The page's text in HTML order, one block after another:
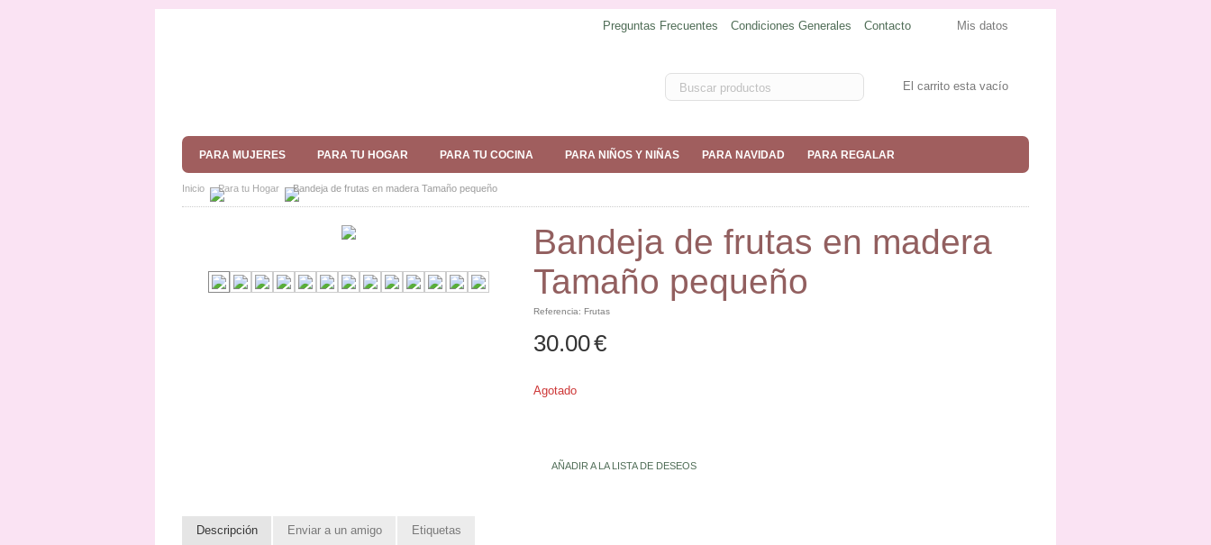
Mis datos
Preguntas Frecuentes Condiciones Generales Contacto
El carrito esta vacío
PARA MUJERES PARA TU HOGAR PARA TU COCINA PARA NIÑOS Y NIÑAS PARA NAVIDAD PARA REGALAR
Inicio Para tu Hogar Bandeja de frutas en madera Tamaño pequeño
Bandeja de frutas en madera
Tamaño pequeño
Referencia: Frutas
30.00€
Agotado
AÑADIR A LA LISTA DE DESEOS
Descripción Enviar a un amigo Etiquetas